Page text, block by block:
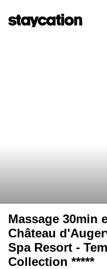
Massage 30min
Château
Spa Resort -
Collection *****